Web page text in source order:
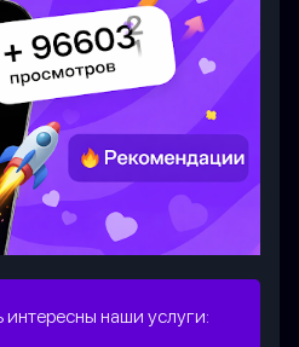
интересны наши услуги: